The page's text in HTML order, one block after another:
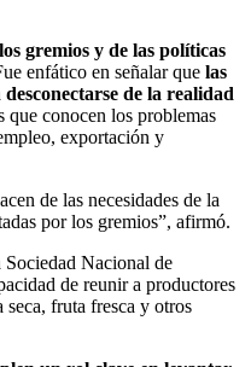
gremios y de las políticas
enfático en señalar que las
de la realidad
que conocen los problemas
exportación y
de las necesidades de la
por los gremios”, afirmó.
Sociedad Nacional de
de reunir a productores
fruta fresca y otros